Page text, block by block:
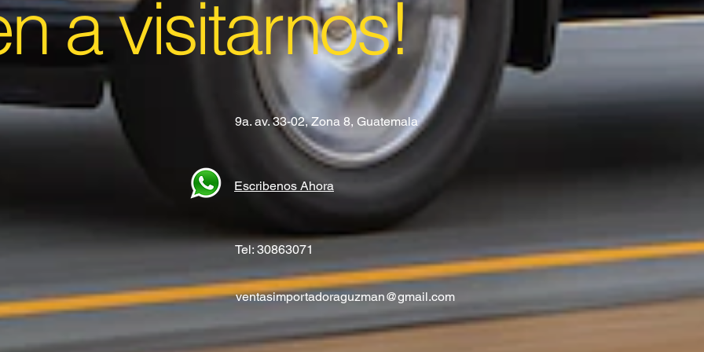
a visitarnos!
9a. av. 33-02, Zona 8, Guatemala
Escribenos Ahora
Tel: 30863071
ventasimportadoraguzman@gmail.com